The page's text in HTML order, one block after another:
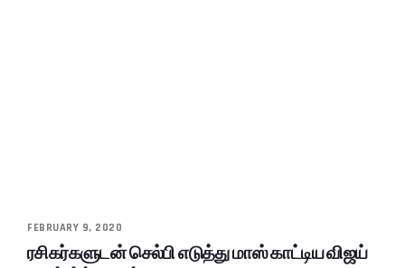
FEBRUARY 9, 2020
ரசிகர்களுடன் செல்பி எடுத்து மாஸ் காட்டிய விஜய்